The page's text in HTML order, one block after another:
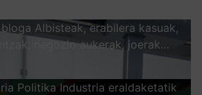
Albisteak, erabilera kasuak,
negozio aukerak, joerak…
Politika Industria eraldaketatik